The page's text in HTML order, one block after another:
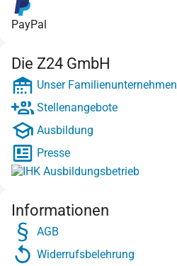
PayPal
Die Z24 GmbH
Unser Familienunternehmen
Stellenangebote
Ausbildung
Presse
Informationen
AGB
Widerrufsbelehrung